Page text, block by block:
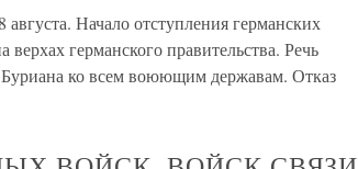
Начало отступления германских
германского правительства. Речь
ко всем воюющим державам. Отказ